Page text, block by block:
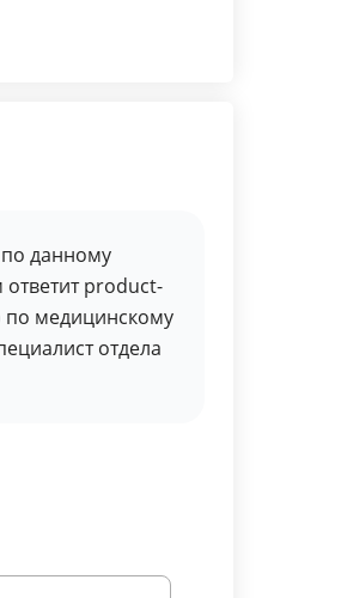
данному
product-
по медицинскому
отдела